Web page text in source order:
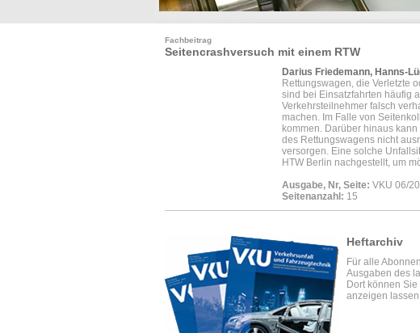
Fachbeitrag
Seitencrashversuch mit einem RTW
Darius Friedemann, Hanns-
Rettungswagen, die Verletzte
sind bei Einsatzfahrten häufig
Verkehrsteilnehmer falsch
machen. Im Falle von
kommen. Darüber hinaus
des Rettungswagens nicht
versorgen. Eine solche
HTW Berlin nachgestellt, um
Ausgabe, Nr, Seite: VKU 06/
Seitenanzahl: 15
Heftarchiv
Für alle
Ausgaben des
Dort können
anzeigen